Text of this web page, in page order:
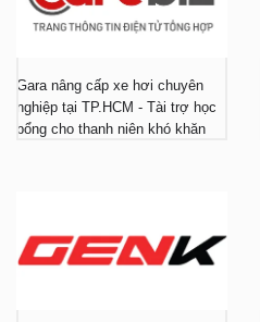
Gara nâng cấp xe hơi chuyên